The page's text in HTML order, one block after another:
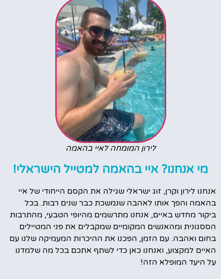
לירון המומחה לאיי בהאמה
מי אנחנו? איי בהאמה למטייל הישראלי!
אנחנו לירון וקרן, זוג ישראלי שגילה את הקסם הייחודי של איי
בהאמה והפך אותו לאהבה שנמשכת כבר שנים רבות. בכל
ביקור מחדש באיים, אנחנו מתרשמים מהיופי הטבעי, מהתרבות
הססגונית ומהאנשים המקומיים שמקבלים את פני המטיילים
בחום ואהבה. עם הזמן, הפכנו את ההיכרות המעמיקה שלנו עם
האיים למקצוע, ואנחנו כאן כדי לשתף אתכם בכל מה שלמדנו
על היעד המופלא הזה!